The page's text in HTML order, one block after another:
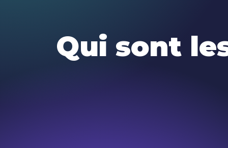
Qui sont